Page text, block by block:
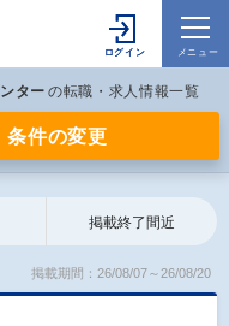
ター の転職・求人情報一覧
条件の変更
掲載終了間近
掲載期間：26/08/07～26/08/20